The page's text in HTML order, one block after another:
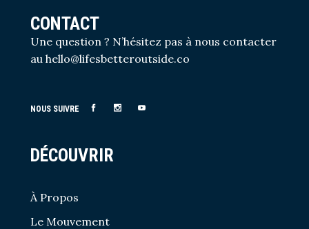
CONTACT
Une question ? N’hésitez pas à nous contacter
au hello@lifesbetteroutside.co
NOUS SUIVRE
DÉCOUVRIR
À Propos
Le Mouvement